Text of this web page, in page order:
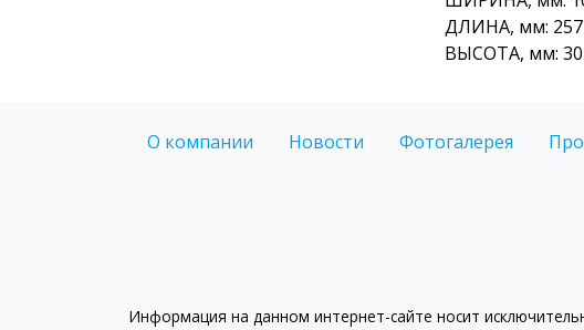
ДЛИНА, мм: 257
ВЫСОТА, мм: 30
О компании Новости Фотогалерея
Информация на данном интернет-сайте носит